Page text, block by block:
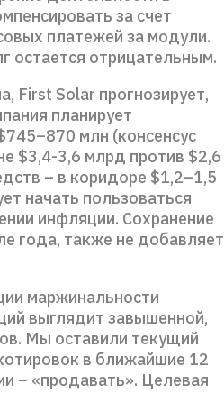
за счет
платежей за модули.
остается отрицательным.
First Solar прогнозирует,
планирует
млн (консенсус
$3,4-3,6 млрд против $2,6
– в коридоре $1,2–1,5
начать пользоваться
инфляции. Сохранение
года, также не добавляет
маржинальности
выглядит завышенной,
Мы оставили текущий
в ближайшие 12
– «продавать». Целевая